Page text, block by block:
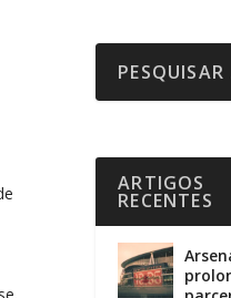
ARTIGOS
RECENTES